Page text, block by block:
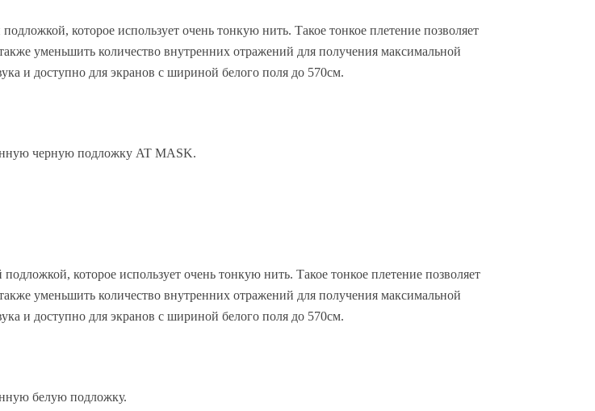
которое использует очень тонкую нить. Такое тонкое плетение позволяет
уменьшить количество внутренних отражений для получения максимальной
и доступно для экранов с шириной белого поля до 570см.
черную подложку AT MASK.
которое использует очень тонкую нить. Такое тонкое плетение позволяет
уменьшить количество внутренних отражений для получения максимальной
и доступно для экранов с шириной белого поля до 570см.
белую подложку.